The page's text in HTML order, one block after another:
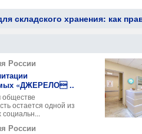
складского хранения: как
России
«ДЖЕРЕЛО ..
остается одной из
России